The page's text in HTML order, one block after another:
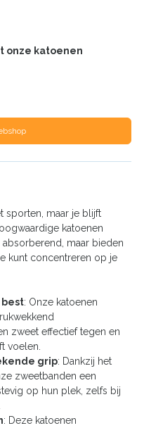
onze katoenen
sporten, maar je blijft
katoenen
maar bieden
kunt concentreren op je
best: Onze katoenen
zweet effectief tegen en
voelen.
grip: Dankzij het
zweetbanden een
op hun plek, zelfs bij
: Deze katoenen